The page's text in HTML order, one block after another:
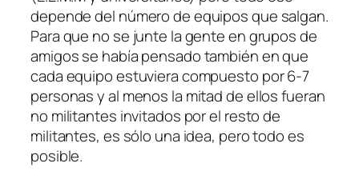
depende del número de equipos que salgan.
Para que no se junte la gente en grupos de
amigos se había pensado también en que
cada equipo estuviera compuesto por 6-7
personas y al menos la mitad de ellos fueran
no militantes invitados por el resto de
militantes, es sólo una idea, pero todo es
posible.